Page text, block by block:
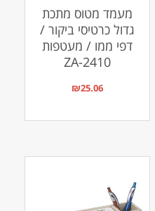
מעמד מטוס מתכת
גדול כרטיסי ביקור /
דפי ממו / מעטפות
ZA-2410
₪25.06